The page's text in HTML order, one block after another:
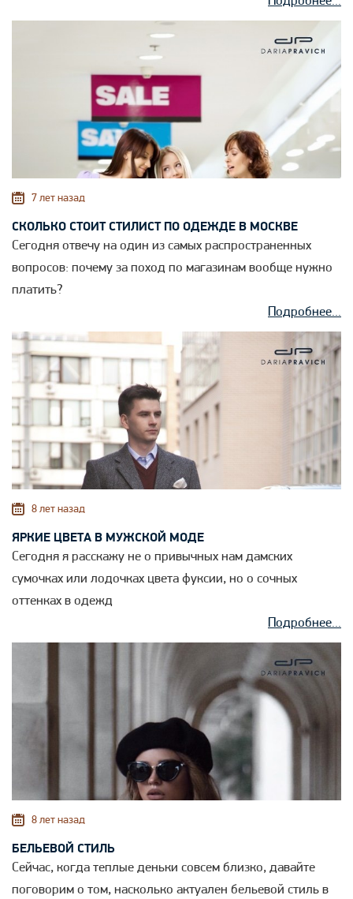
7 лет назад
СКОЛЬКО СТОИТ СТИЛИСТ ПО ОДЕЖДЕ В МОСКВЕ
Сегодня отвечу на один из самых распространенных
вопросов: почему за поход по магазинам вообще нужно
платить?
Подробнее...
8 лет назад
ЯРКИЕ ЦВЕТА В МУЖСКОЙ МОДЕ
Сегодня я расскажу не о привычных нам дамских
сумочках или лодочках цвета фуксии, но о сочных
оттенках в одежд
Подробнее...
8 лет назад
БЕЛЬЕВОЙ СТИЛЬ
Сейчас, когда теплые деньки совсем близко, давайте
поговорим о том, насколько актуален бельевой стиль в